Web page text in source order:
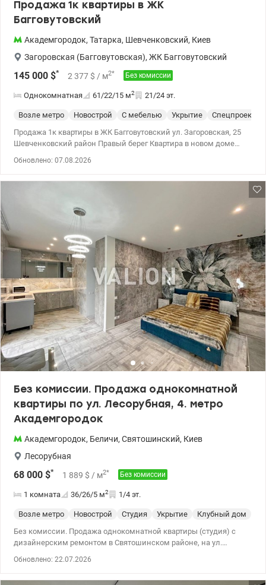
Продажа 1к квартиры в ЖК
Багговутовский
Академгородок, Татарка, Шевченковский, Киев
Загоровская (Багговутовская), ЖК Багговутовский
145 000 $* 2 377 $ / м2* Без комиссии
Однокомнатная 61/22/15 м2 21/24 эт.
Возле метро Новострой С мебелью Укрытие Спецпроект
Продажа 1к квартиры в ЖК Багговутовский ул. Загоровская, 25
Шевченковский район Правый берег Квартира в новом доме
м2 - кухня-гостиная 25 м2 - спальня 15 м2, - санузел
Установлены стиральная машина, посудомоечная машина,
холодильник, духовой шкаф, индукционная поверхность,
телевизор, инверторный кондиционер, вытяжка, бойлер,
кровать, раскладной диван и гардероб. Также есть подогрев
полов. На крыше есть собственная газовая котельная.
Подземный паркинг (используется как укрытие). Удобная
транспортная развязка. Рядом ТЦ Променада, супермаркеты,
детские сады и школа. Цена 145000 у.е. Без комиссии. Зарицкая
Анастасия тел. 099 446 35 99 valion.ua/1155174
Обновлено: 07.08.2026
Без комиссии. Продажа однокомнатной
квартиры по ул. Лесорубная, 4. метро
Академгородок
Академгородок, Беличи, Святошинский, Киев
Лесорубная
68 000 $* 1 889 $ / м2* Без комиссии
1 комната 36/26/5 м2 1/4 эт.
Возле метро Новострой Студия Укрытие Клубный дом
Без комиссии. Продажа однокомнатной квартиры (студия) с
дизайнерским ремонтом в Святошинском районе, на ул.
дома, с дополнительным выходом на свой земельный участок.
Обновлено: 22.07.2026